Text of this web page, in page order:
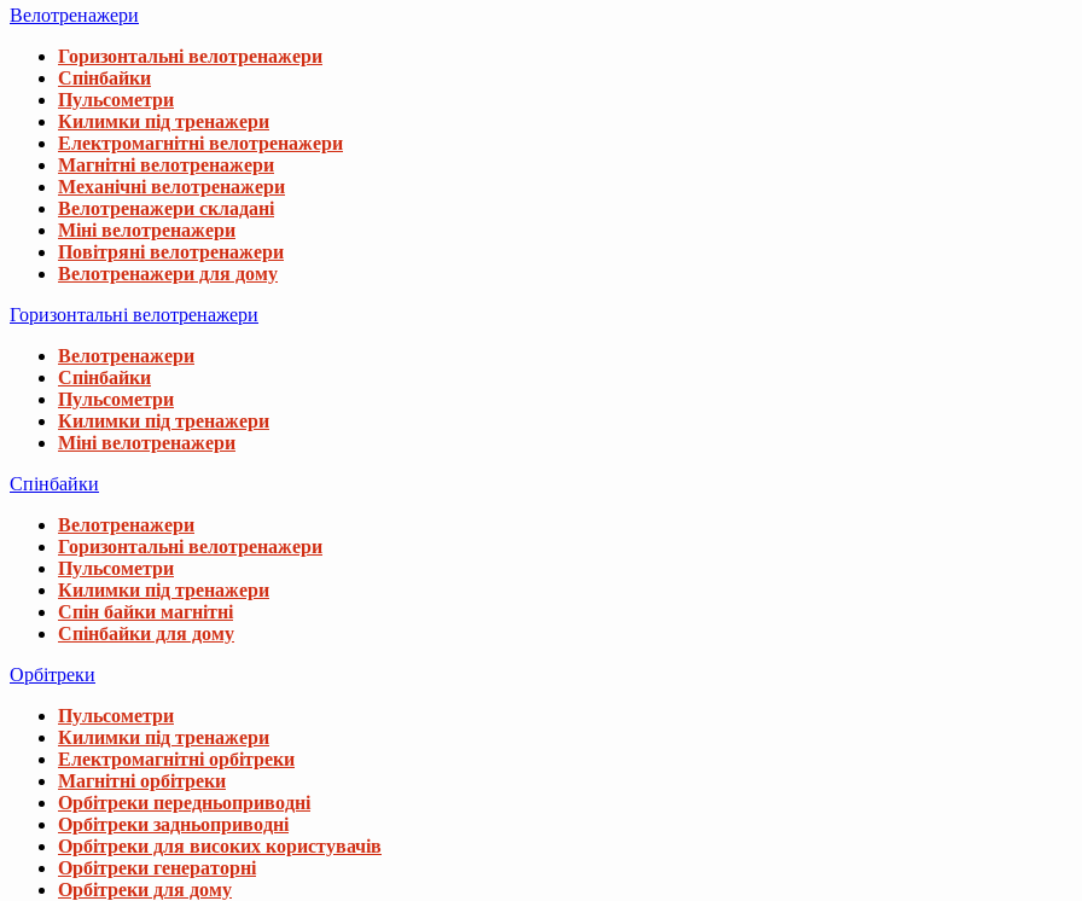
Велотренажери
Горизонтальні велотренажери
Спінбайки
Пульсометри
Килимки під тренажери
Електромагнітні велотренажери
Магнітні велотренажери
Механічні велотренажери
Велотренажери складані
Міні велотренажери
Повітряні велотренажери
Велотренажери для дому
Горизонтальні велотренажери
Велотренажери
Спінбайки
Пульсометри
Килимки під тренажери
Міні велотренажери
Спінбайки
Велотренажери
Горизонтальні велотренажери
Пульсометри
Килимки під тренажери
Спін байки магнітні
Спінбайки для дому
Орбітреки
Пульсометри
Килимки під тренажери
Електромагнітні орбітреки
Магнітні орбітреки
Орбітреки передньоприводні
Орбітреки задньоприводні
Орбітреки для високих користувачів
Орбітреки генераторні
Орбітреки для дому